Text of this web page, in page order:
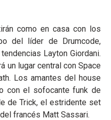
como en casa con los
del líder de Drumcode,
Layton Giordani.
un lugar central con Space
Los amantes del house
con el sofocante funk de
de Trick, el estridente set
francés Matt Sassari.